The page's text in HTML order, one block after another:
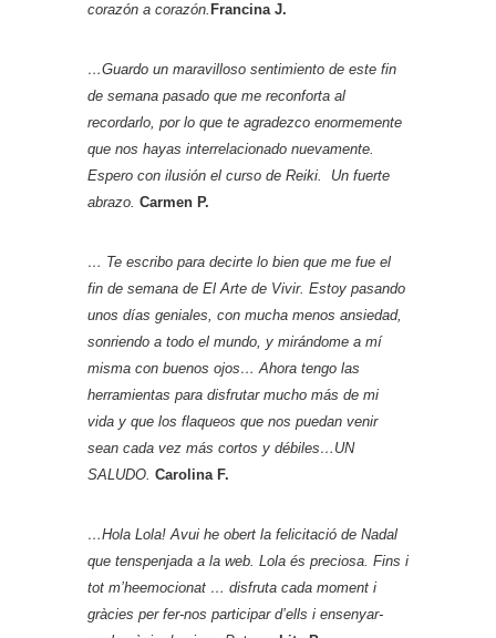
corazón a corazón. Francina J.
…Guardo un maravilloso sentimiento de este fin
de semana pasado que me reconforta al
recordarlo, por lo que te agradezco enormemente
que nos hayas interrelacionado nuevamente.
Espero con ilusión el curso de Reiki. Un fuerte
abrazo. Carmen P.
… Te escribo para decirte lo bien que me fue el
fin de semana de El Arte de Vivir. Estoy pasando
unos días geniales, con mucha menos ansiedad,
sonriendo a todo el mundo, y mirándome a mí
misma con buenos ojos… Ahora tengo las
herramientas para disfrutar mucho más de mi
vida y que los flaqueos que nos puedan venir
sean cada vez más cortos y débiles…UN
SALUDO. Carolina F.
…Hola Lola! Avui he obert la felicitació de Nadal
que tenspenjada a la web. Lola és preciosa. Fins i
tot m’heemocionat … disfruta cada moment i
gràcies per fer-nos participar d’ells i ensenyar-